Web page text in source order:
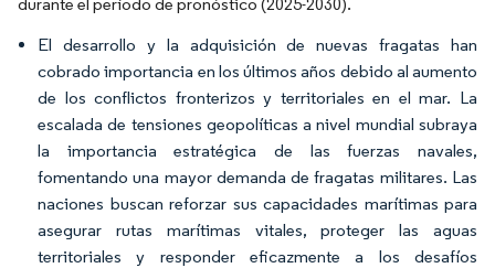
El desarrollo y la adquisición de nuevas fragatas han
cobrado importancia en los últimos años debido al aumento
de los conflictos fronterizos y territoriales en el mar. La
escalada de tensiones geopolíticas a nivel mundial subraya
la importancia estratégica de las fuerzas navales,
fomentando una mayor demanda de fragatas militares. Las
naciones buscan reforzar sus capacidades marítimas para
asegurar rutas marítimas vitales, proteger las aguas
territoriales y responder eficazmente a los desafíos